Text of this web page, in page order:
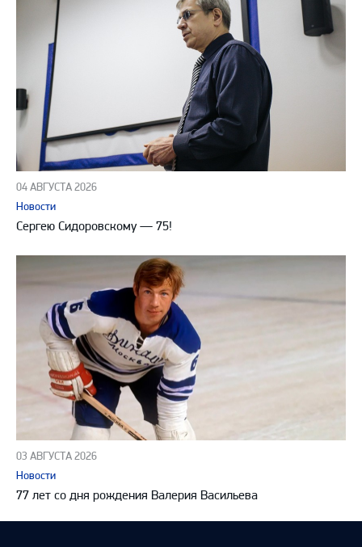
04 АВГУСТА 2026
Новости
Сергею Сидоровскому — 75!
03 АВГУСТА 2026
Новости
77 лет со дня рождения Валерия Васильева